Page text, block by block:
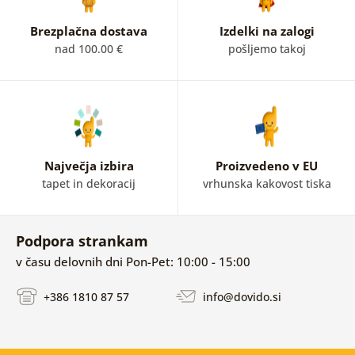
Brezplačna dostava
nad 100.00 €
Izdelki na zalogi
pošljemo takoj
Največja izbira
tapet in dekoracij
Proizvedeno v EU
vrhunska kakovost tiska
Podpora strankam
v času delovnih dni Pon-Pet: 10:00 - 15:00
+386 1810 87 57 info@dovido.si